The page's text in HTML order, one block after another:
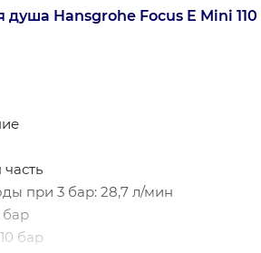
Hansgrohe Focus E Mini 110
при 3 бар: 28,7 л/мин
бар
бар